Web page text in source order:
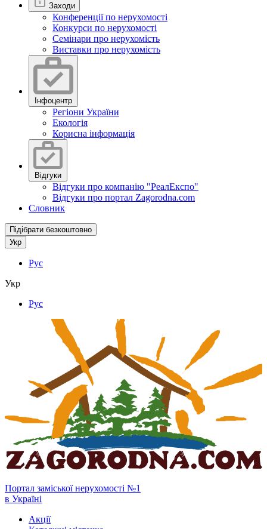
Заходи
Конференції по нерухомості
Конкурси по нерухомості
Семінари про нерухомість
Виставки про нерухомість
Інфоцентр
Регіони України
Екологія
Корисна інформація
Відгуки
Відгуки про компанію "РеалЕкспо"
Відгуки про портал Zagorodna.com
Словник
Підібрати безкоштовно
Укр
Рус
Укр
Рус
Портал заміської нерухомості №1
в Україні
Акції